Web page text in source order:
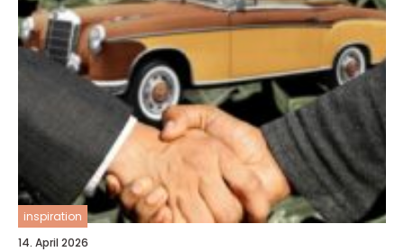
inspiration
14. April 2026